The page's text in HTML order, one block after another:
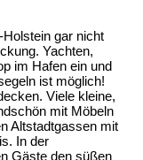
gar nicht
Yachten,
im Hafen ein und
ist möglich!
Viele kleine,
mit Möbeln
Altstadtgassen mit
In der
Gäste den süßen